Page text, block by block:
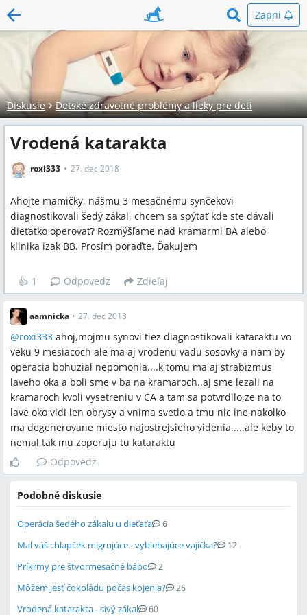
Zapni
Diskusie Detské zdravotné problémy a lieky pre deti
Vrodená katarakta
roxi333 27. dec 2018
Ahojte mamičky, nášmu 3 mesačnému synčekovi
diagnostikovali šedý zákal, chcem sa spýtať kde ste dávali
dieťatko operovať? Rozmýšľame nad kramarmi BA alebo
klinika izak BB. Prosím poraďte. Ďakujem
👍 1 Odpovedz Zdieľaj
aamnicka • 27. dec 2018
@roxi333 ahoj,mojmu synovi tiez diagnostikovali kataraktu vo
veku 9 mesiacoch ale ma aj vrodenu vadu sosovky a nam by
operacia bohuzial nepomohla....k tomu ma aj strabizmus
laveho oka a boli sme v ba na kramaroch..aj sme lezali na
kramaroch kvoli vysetreniu v CA a tam sa potvrdilo,ze na to
lave oko vidi len obrysy a vnima svetlo a tmu nic ine,nakolko
ma degenerovane miesto najostrejsieho videnia.....ale keby to
nemal,tak mu zoperuju tu kataraktu
Odpovedz
Podobné diskusie
Operácia šedého zákalu u dieťaťa 6
Mal váš chlapček migrujúce - vybiehajúce vajíčka? 12
Príkrmy pre štvormesačné bábo 2
Môžem jesť čokoládu počas kojenia? 26
Vrodená katarakta - sivý zákal 60